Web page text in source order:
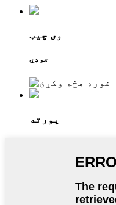
وی چیټ
جوډي
پورته